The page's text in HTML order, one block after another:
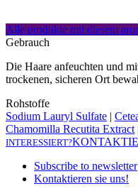
Alle produkte mit diesem
Gebrauch
Die Haare anfeuchten und
trockenen, sicheren Ort
Rohstoffe
Sodium Lauryl Sulfate |
Chamomilla Recutita Extract
INTERESSIERT?
Subscribe to newsletter
Kontaktieren sie uns!